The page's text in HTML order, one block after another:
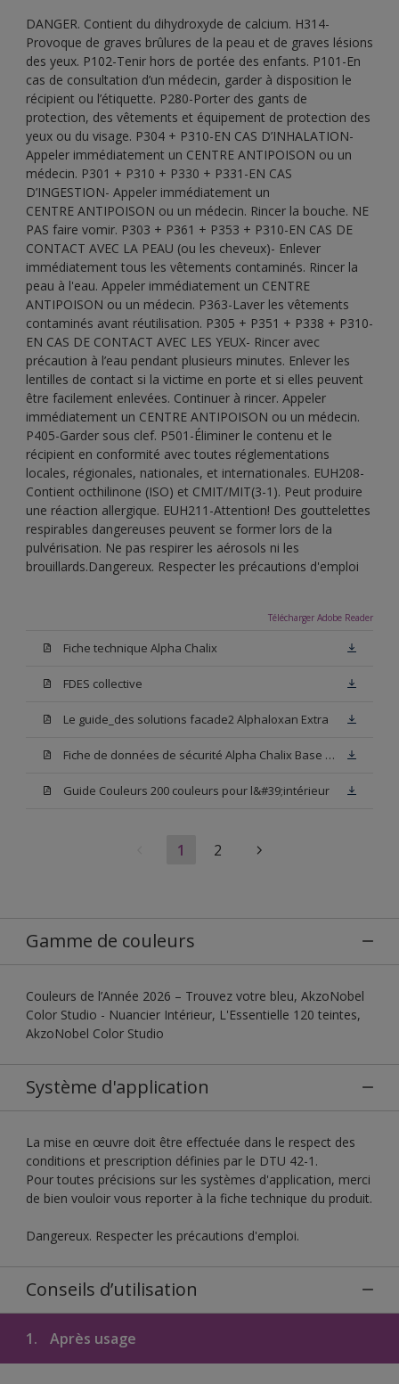
DANGER. Contient du dihydroxyde de calcium. H314-
Provoque de graves brûlures de la peau et de graves lésions
des yeux. P102-Tenir hors de portée des enfants. P101-En
cas de consultation d’un médecin, garder à disposition le
récipient ou l’étiquette. P280-Porter des gants de
protection, des vêtements et équipement de protection des
yeux ou du visage. P304 + P310-EN CAS D’INHALATION-
Appeler immédiatement un CENTRE ANTIPOISON ou un
médecin. P301 + P310 + P330 + P331-EN CAS
D’INGESTION- Appeler immédiatement un
CENTRE ANTIPOISON ou un médecin. Rincer la bouche. NE
PAS faire vomir. P303 + P361 + P353 + P310-EN CAS DE
CONTACT AVEC LA PEAU (ou les cheveux)- Enlever
immédiatement tous les vêtements contaminés. Rincer la
peau à l'eau. Appeler immédiatement un CENTRE
ANTIPOISON ou un médecin. P363-Laver les vêtements
contaminés avant réutilisation. P305 + P351 + P338 + P310-
EN CAS DE CONTACT AVEC LES YEUX- Rincer avec
précaution à l’eau pendant plusieurs minutes. Enlever les
lentilles de contact si la victime en porte et si elles peuvent
être facilement enlevées. Continuer à rincer. Appeler
immédiatement un CENTRE ANTIPOISON ou un médecin.
P405-Garder sous clef. P501-Éliminer le contenu et le
récipient en conformité avec toutes réglementations
locales, régionales, nationales, et internationales. EUH208-
Contient octhilinone (ISO) et CMIT/MIT(3-1). Peut produire
une réaction allergique. EUH211-Attention! Des gouttelettes
respirables dangereuses peuvent se former lors de la
pulvérisation. Ne pas respirer les aérosols ni les
brouillards.Dangereux. Respecter les précautions d'emploi
Télécharger Adobe Reader
Fiche technique Alpha Chalix
FDES collective
Le guide_des solutions facade2 Alphaloxan Extra
Fiche de données de sécurité Alpha Chalix Base W05
Guide Couleurs 200 couleurs pour l&#39;intérieur
1 2
Gamme de couleurs
Couleurs de l’Année 2026 – Trouvez votre bleu, AkzoNobel
Color Studio - Nuancier Intérieur, L'Essentielle 120 teintes,
AkzoNobel Color Studio
Système d'application
La mise en œuvre doit être effectuée dans le respect des
conditions et prescription définies par le DTU 42-1.
Pour toutes précisions sur les systèmes d'application, merci
de bien vouloir vous reporter à la fiche technique du produit.
Dangereux. Respecter les précautions d'emploi.
Conseils d’utilisation
1. Après usage